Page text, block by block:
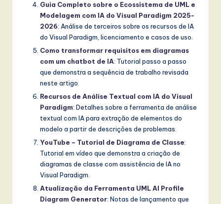
Guia Completo sobre o Ecossistema de UML e
Modelagem com IA do Visual Paradigm 2025-
2026: Análise de terceiros sobre os recursos de IA
do Visual Paradigm, licenciamento e casos de uso.
Como transformar requisitos em diagramas
com um chatbot de IA: Tutorial passo a passo
que demonstra a sequência de trabalho revisada
neste artigo.
Recursos de Análise Textual com IA do Visual
Paradigm: Detalhes sobre a ferramenta de análise
textual com IA para extração de elementos do
modelo a partir de descrições de problemas.
YouTube – Tutorial de Diagrama de Classe:
Tutorial em vídeo que demonstra a criação de
diagramas de classe com assistência de IA no
Visual Paradigm.
Atualização da Ferramenta UML AI Profile
Diagram Generator: Notas de lançamento que